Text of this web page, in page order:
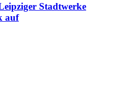
Stadtwerke
auf